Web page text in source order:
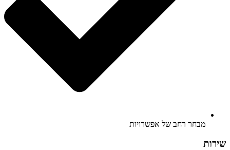
מבחר רחב של אפשרויות
שירות